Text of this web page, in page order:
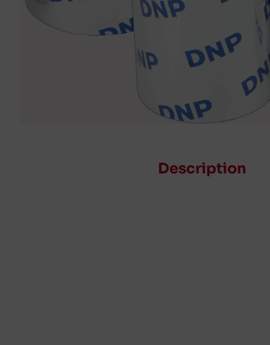
Description